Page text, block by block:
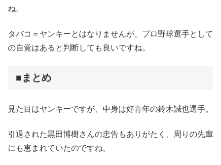
ね。
タバコ＝ヤンキーとはなりませんが、プロ野球選手として
の自覚はあると判断しても良いですね。
■まとめ
見た目はヤンキーですが、中身は好青年の鈴木誠也選手。
引退された黒田博樹さんの忠告もありがたく、周りの先輩
にも恵まれていたのですね。